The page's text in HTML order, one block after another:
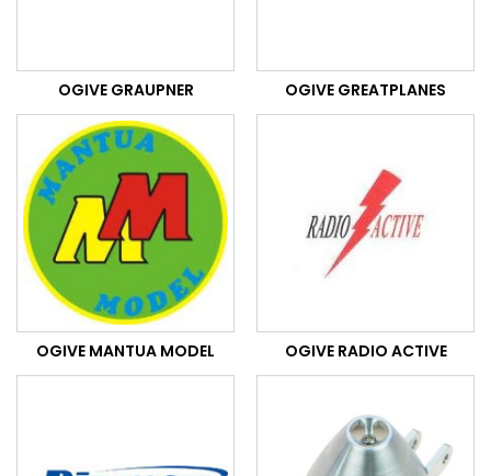
OGIVE GRAUPNER OGIVE GREATPLANES
OGIVE MANTUA MODEL OGIVE RADIO ACTIVE